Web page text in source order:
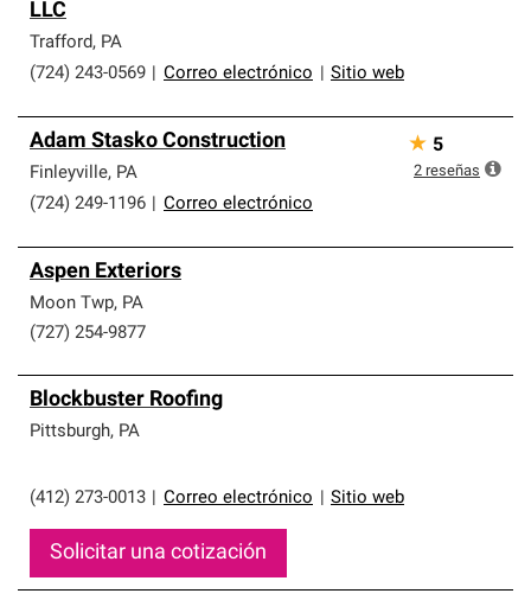
LLC
Trafford, PA
(724) 243-0569
Correo electrónico Sitio web
Adam Stasko Construction
Finleyville, PA
(724) 249-1196
Correo electrónico
★ 5
2 reseñas
Aspen Exteriors
Moon Twp, PA
(727) 254-9877
Blockbuster Roofing
Pittsburgh, PA
(412) 273-0013 Correo electrónico Sitio web
Solicitar una cotización